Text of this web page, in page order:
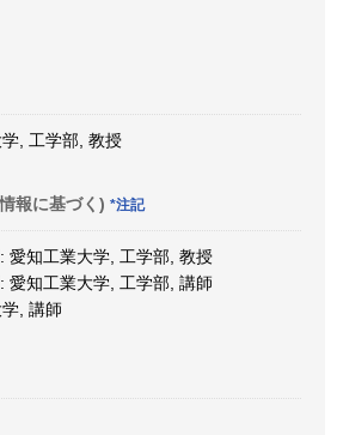
, 工学部, 教授
報に基づく) *注記
愛知工業大学, 工学部, 教授
愛知工業大学, 工学部, 講師
, 講師